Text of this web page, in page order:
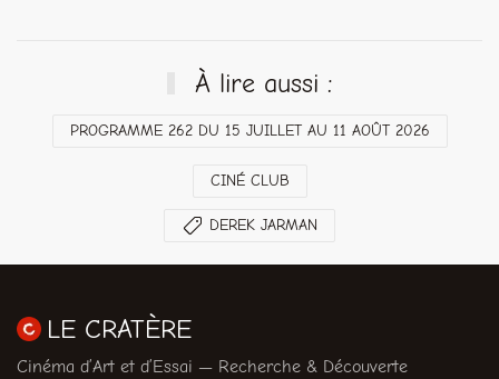
À lire aussi :
PROGRAMME 262 DU 15 JUILLET AU 11 AOÛT 2026
CINÉ CLUB
DEREK JARMAN
LE CRATÈRE
Cinéma d’Art et d’Essai — Recherche & Découverte